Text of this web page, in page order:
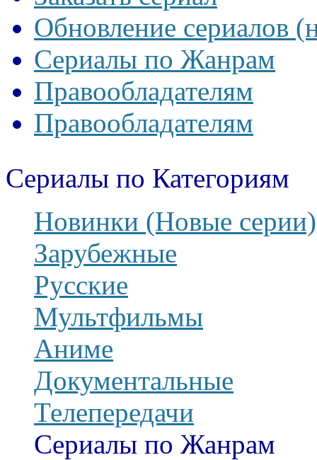
Обновление сериалов
Сериалы по Жанрам
Правообладателям
Правообладателям
Сериалы по Категориям
Новинки (Новые серии)
Зарубежные
Русские
Мультфильмы
Аниме
Документальные
Телепередачи
Сериалы по Жанрам